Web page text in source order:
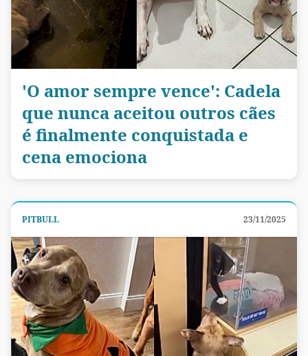
'O amor sempre vence': Cadela
que nunca aceitou outros cães
é finalmente conquistada e
cena emociona
PITBULL 23/11/2025